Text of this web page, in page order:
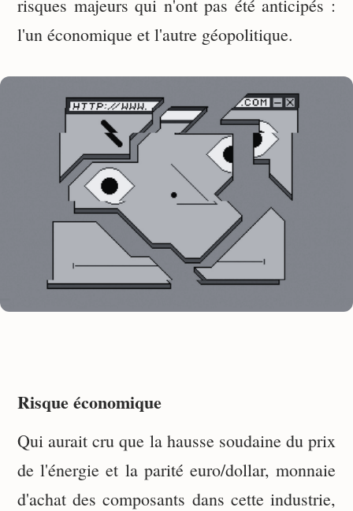
risques majeurs qui n'ont pas été anticipés :
l'un économique et l'autre géopolitique.
Risque économique
Qui aurait cru que la hausse soudaine du prix
de l'énergie et la parité euro/dollar, monnaie
d'achat des composants dans cette industrie,